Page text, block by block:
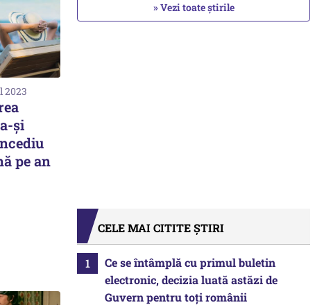
2023
şi
pe an
» Vezi toate știrile
CELE MAI CITITE ȘTIRI
Ce se întâmplă cu primul buletin
electronic, decizia luată astăzi de
Guvern pentru toți românii